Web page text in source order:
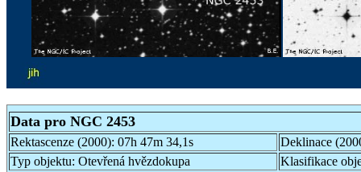
Data pro NGC 2453
Rektascenze (2000): 07h 47m 34,1s
Deklinace
Typ objektu: Otevřená hvězdokupa
Klasifikace